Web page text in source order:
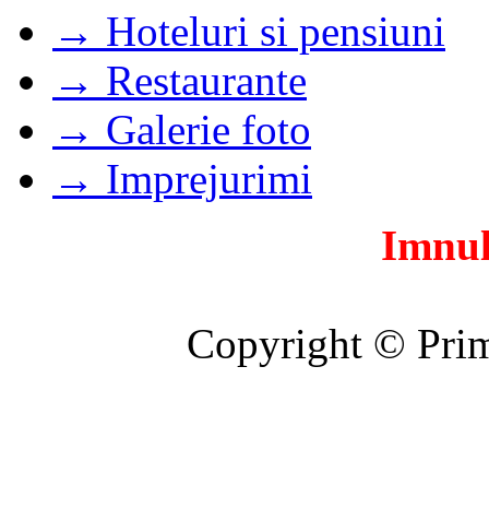
→ Hoteluri si pensiuni
→ Restaurante
→ Galerie foto
→ Imprejurimi
Copyright ©